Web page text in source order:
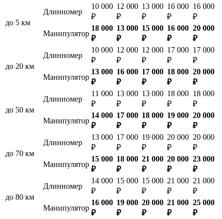
до 5 км
Длинномер
10 000
₽
12 000
₽
13 000
₽
16 000
₽
16 000
₽
Манипулятор
18 000
₽
13 000
₽
15 000
₽
16 000
₽
20 000
₽
до 20 км
Длинномер
10 000
₽
12 000
₽
12 000
₽
17 000
₽
17 000
₽
Манипулятор
13 000
₽
16 000
₽
17 000
₽
18 000
₽
20 000
₽
до 50 км
Длинномер
11 000
₽
13 000
₽
13 000
₽
18 000
₽
18 000
₽
Манипулятор
14 000
₽
17 000
₽
18 000
₽
19 000
₽
20 000
₽
до 70 км
Длинномер
13 000
₽
17 000
₽
19 000
₽
20 000
₽
20 000
₽
Манипулятор
15 000
₽
18 000
₽
21 000
₽
20 000
₽
23 000
₽
до 80 км
Длинномер
14 000
₽
15 000
₽
15 000
₽
21 000
₽
21 000
₽
Манипулятор
16 000
₽
19 000
₽
20 000
₽
21 000
₽
25 000
₽